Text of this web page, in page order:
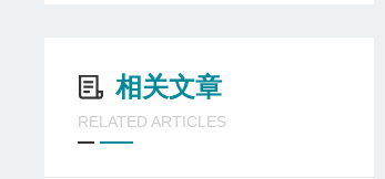
相关文章
RELATED ARTICLES